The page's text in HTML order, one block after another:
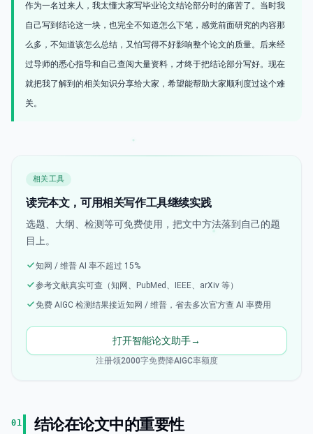
作为一名过来人，我太懂大家写毕业论文结论部分时的痛苦了。当时我
自己写到结论这一块，也完全不知道怎么下笔，感觉前面研究的内容那
么多，不知道该怎么总结，又怕写得不好影响整个论文的质量。后来经
过导师的悉心指导和自己查阅大量资料，才终于把结论部分写好。现在
就把我了解到的相关知识分享给大家，希望能帮助大家顺利度过这个难
关。
相关工具
读完本文，可用相关写作工具继续实践
选题、大纲、检测等可免费使用，把文中方法落到自己的题
目上。
知网 / 维普 AI 率不超过 15%
参考文献真实可查（知网、PubMed、IEEE、arXiv 等）
免费 AIGC 检测结果接近知网 / 维普，省去多次官方查 AI 率费用
打开智能论文助手→
注册领2000字免费降AIGC率额度
01 结论在论文中的重要性